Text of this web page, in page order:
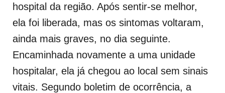
hospital da região. Após sentir-se melhor,
ela foi liberada, mas os sintomas voltaram,
ainda mais graves, no dia seguinte.
Encaminhada novamente a uma unidade
hospitalar, ela já chegou ao local sem sinais
vitais. Segundo boletim de ocorrência, a